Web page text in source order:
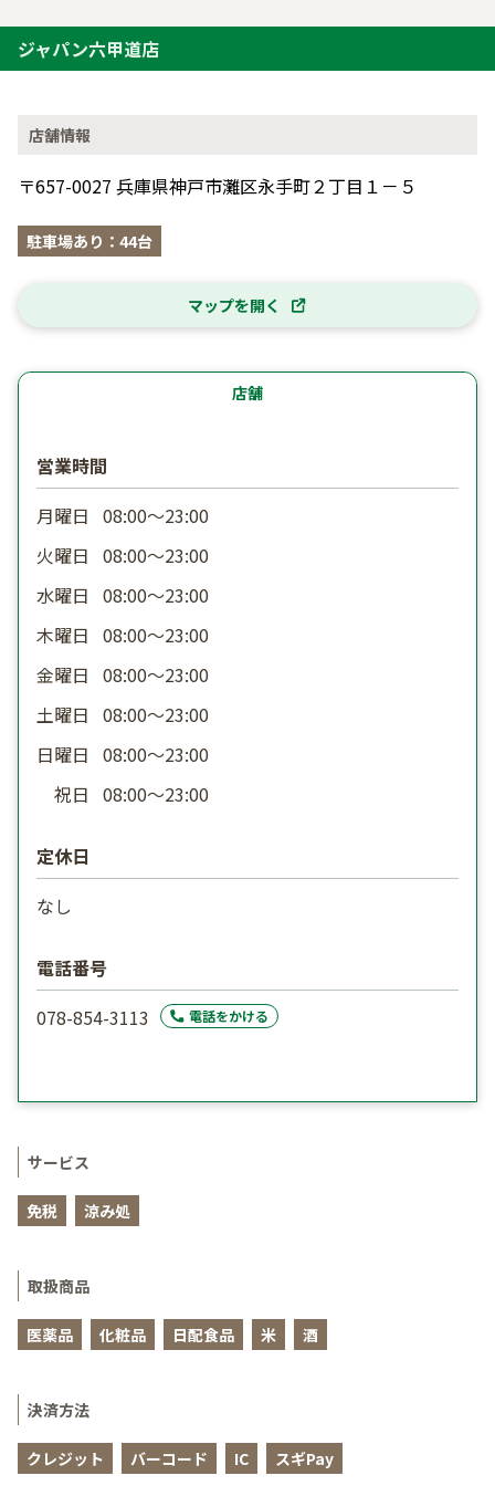
ジャパン六甲道店
店舗情報
〒657-0027 兵庫県神戸市灘区永手町２丁目１－５
駐車場あり：44台
マップを開く
店舗
営業時間
月曜日 08:00〜23:00
火曜日 08:00〜23:00
水曜日 08:00〜23:00
木曜日 08:00〜23:00
金曜日 08:00〜23:00
土曜日 08:00〜23:00
日曜日 08:00〜23:00
祝日 08:00〜23:00
定休日
なし
電話番号
078-854-3113
電話をかける
サービス
免税 涼み処
取扱商品
医薬品 化粧品 日配食品 米 酒
決済方法
クレジット バーコード IC スギPay